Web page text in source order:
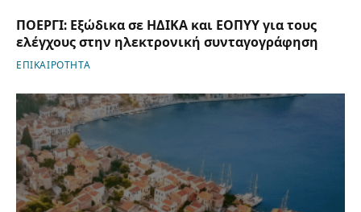
ΠΟΕΡΓΙ: Εξώδικα σε ΗΔΙΚΑ και ΕΟΠΥΥ για τους
ελέγχους στην ηλεκτρονική συνταγογράφηση
ΕΠΙΚΑΙΡΟΤΗΤΑ